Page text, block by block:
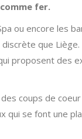
fer.
ou encore les
que Liège.
proposent des
coups de
se font une